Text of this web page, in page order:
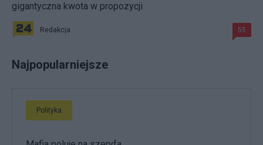
gigantyczna kwota w propozycji
Redakcja 55
Najpopularniejsze
Polityka